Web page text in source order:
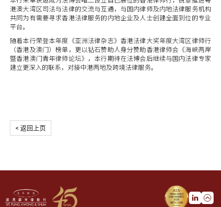
港澳大湾区司法与法律的交流与互通，与国内律师及内地法律服务机构
共同为有需要寻求香港法律服务的内地企业及人士创建全面到位的专业
平台。
随着本行荣登本年度《亚洲法律杂志》香港法律大奖年度大湾区律师行
（香港及澳门）榜单，更以钻石赞助人身分赞助香港律师会《海峡两岸
暨香港澳门青年律师论坛》，本行期待在法博会后继续与国内法律专家
建立更深入的联系，对接中港两地及跨境法律服务。
< 返回上页